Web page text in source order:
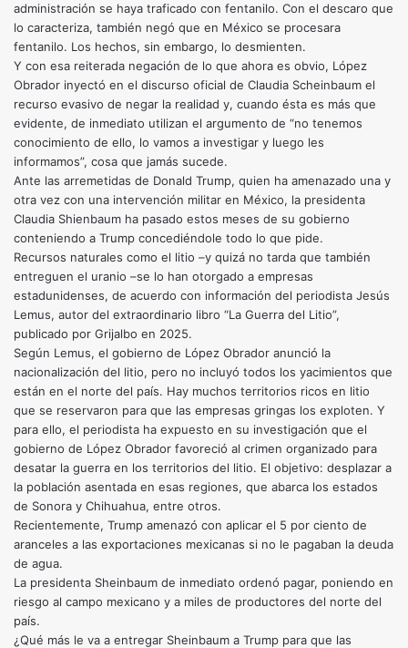
administración se haya traficado con fentanilo. Con el descaro que
lo caracteriza, también negó que en México se procesara
fentanilo. Los hechos, sin embargo, lo desmienten.
Y con esa reiterada negación de lo que ahora es obvio, López
Obrador inyectó en el discurso oficial de Claudia Scheinbaum el
recurso evasivo de negar la realidad y, cuando ésta es más que
evidente, de inmediato utilizan el argumento de “no tenemos
conocimiento de ello, lo vamos a investigar y luego les
informamos”, cosa que jamás sucede.
Ante las arremetidas de Donald Trump, quien ha amenazado una y
otra vez con una intervención militar en México, la presidenta
Claudia Shienbaum ha pasado estos meses de su gobierno
conteniendo a Trump concediéndole todo lo que pide.
Recursos naturales como el litio –y quizá no tarda que también
entreguen el uranio –se lo han otorgado a empresas
estadunidenses, de acuerdo con información del periodista Jesús
Lemus, autor del extraordinario libro “La Guerra del Litio”,
publicado por Grijalbo en 2025.
Según Lemus, el gobierno de López Obrador anunció la
nacionalización del litio, pero no incluyó todos los yacimientos que
están en el norte del país. Hay muchos territorios ricos en litio
que se reservaron para que las empresas gringas los exploten. Y
para ello, el periodista ha expuesto en su investigación que el
gobierno de López Obrador favoreció al crimen organizado para
desatar la guerra en los territorios del litio. El objetivo: desplazar a
la población asentada en esas regiones, que abarca los estados
de Sonora y Chihuahua, entre otros.
Recientemente, Trump amenazó con aplicar el 5 por ciento de
aranceles a las exportaciones mexicanas si no le pagaban la deuda
de agua.
La presidenta Sheinbaum de inmediato ordenó pagar, poniendo en
riesgo al campo mexicano y a miles de productores del norte del
país.
¿Qué más le va a entregar Sheinbaum a Trump para que las